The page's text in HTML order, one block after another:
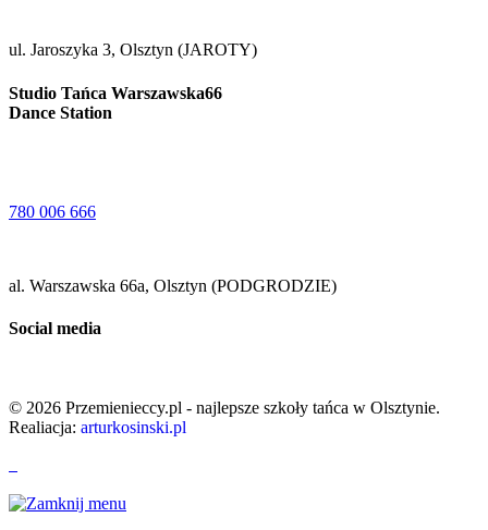
ul. Jaroszyka 3, Olsztyn (JAROTY)
Studio Tańca Warszawska66
Dance Station
780 006 666
al. Warszawska 66a, Olsztyn (PODGRODZIE)
Social media
© 2026 Przemienieccy.pl - najlepsze szkoły tańca w Olsztynie.
Realiacja: arturkosinski.pl